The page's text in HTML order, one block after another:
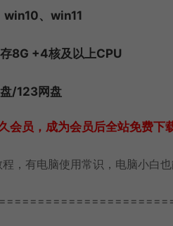
、win11
8G +4核及以上CPU
/123网盘
会员，成为会员后全站免费下
，有电脑使用常识，电脑小白也